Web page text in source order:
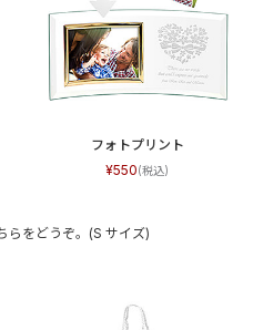
フォトプリント
550
らをどうぞ。(S サイズ)